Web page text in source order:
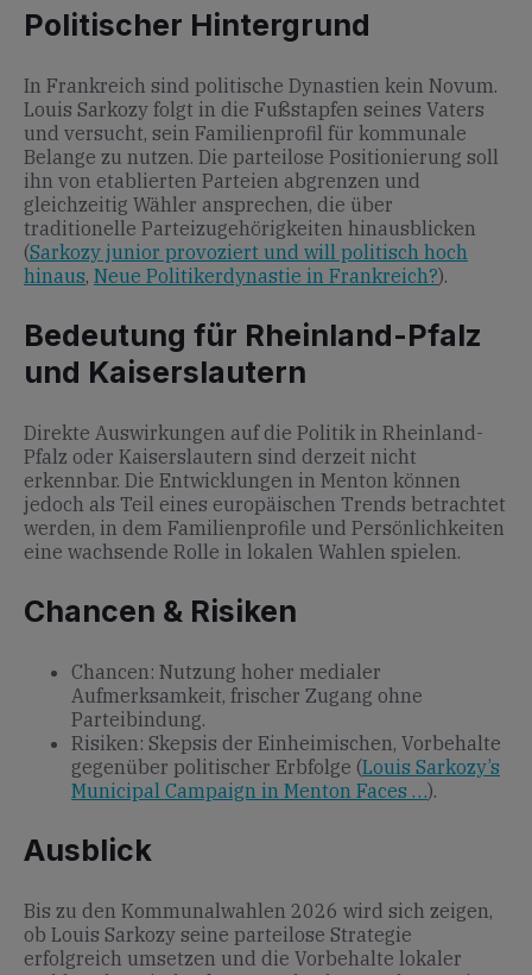
Politischer Hintergrund
In Frankreich sind politische Dynastien kein Novum.
Louis Sarkozy folgt in die Fußstapfen seines Vaters
und versucht, sein Familienprofil für kommunale
Belange zu nutzen. Die parteilose Positionierung soll
ihn von etablierten Parteien abgrenzen und
gleichzeitig Wähler ansprechen, die über
traditionelle Parteizugehörigkeiten hinausblicken
(Sarkozy junior provoziert und will politisch hoch
hinaus, Neue Politikerdynastie in Frankreich?).
Bedeutung für Rheinland-Pfalz
und Kaiserslautern
Direkte Auswirkungen auf die Politik in Rheinland-
Pfalz oder Kaiserslautern sind derzeit nicht
erkennbar. Die Entwicklungen in Menton können
jedoch als Teil eines europäischen Trends betrachtet
werden, in dem Familienprofile und Persönlichkeiten
eine wachsende Rolle in lokalen Wahlen spielen.
Chancen & Risiken
Chancen: Nutzung hoher medialer
Aufmerksamkeit, frischer Zugang ohne
Parteibindung.
Risiken: Skepsis der Einheimischen, Vorbehalte
gegenüber politischer Erbfolge (Louis Sarkozy’s
Municipal Campaign in Menton Faces …).
Ausblick
Bis zu den Kommunalwahlen 2026 wird sich zeigen,
ob Louis Sarkozy seine parteilose Strategie
erfolgreich umsetzen und die Vorbehalte lokaler